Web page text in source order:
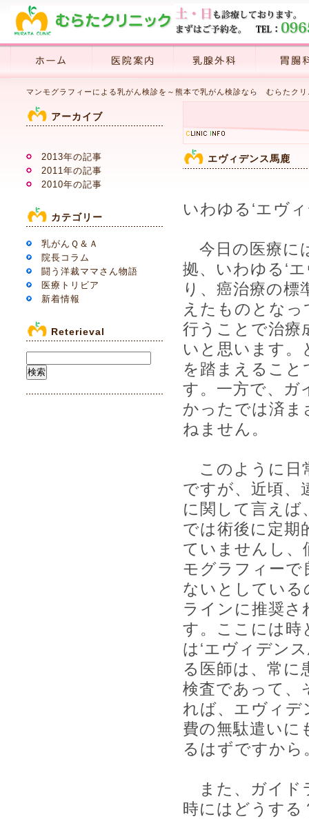
マンモグラフィーによる乳がん検診を～熊本で乳がん検診なら むらたク
アーカイブ
2013年の記事
2011年の記事
2010年の記事
カテゴリー
乳がんＱ＆Ａ
院長コラム
闘う洋裁ママさん物語
医療トリビア
新着情報
Reterieval
エヴィデンス馬鹿
いわゆる‘エヴ
今日の医療に
拠、いわゆる‘
り、癌治療の
えたものとな
行うことで治療
いと思います
を踏まえるこ
す。一方で、ガ
かったでは済ま
ねません。
このように日
ですが、近頃、
に関して言えば
では術後に定期
ていませんし、
モグラフィーで
ないとしている
ラインに推奨さ
す。ここには時
は‘エヴィデン
る医師は、常に
検査であって、
れば、エヴィデ
費の無駄遣いに
るはずですから
また、ガイド
時にはどうする